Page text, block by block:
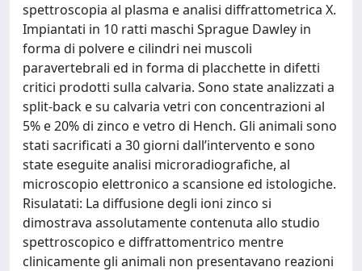
spettroscopia al plasma e analisi diffrattometrica X.
Impiantati in 10 ratti maschi Sprague Dawley in
forma di polvere e cilindri nei muscoli
paravertebrali ed in forma di placchette in difetti
critici prodotti sulla calvaria. Sono state analizzati a
split-back e su calvaria vetri con concentrazioni al
5% e 20% di zinco e vetro di Hench. Gli animali sono
stati sacrificati a 30 giorni dall’intervento e sono
state eseguite analisi microradiografiche, al
microscopio elettronico a scansione ed istologiche.
Risulatati: La diffusione degli ioni zinco si
dimostrava assolutamente contenuta allo studio
spettroscopico e diffrattomentrico mentre
clinicamente gli animali non presentavano reazioni